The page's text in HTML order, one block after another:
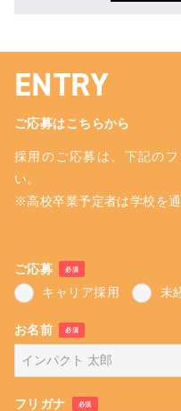
ENTRY
ご応募はこちらから
採用のご応募は、下記の
い。
※高校卒業予定者は学校を通
ご応募 必須
キャリア採用 未
お名前 必須
フリガナ 必須